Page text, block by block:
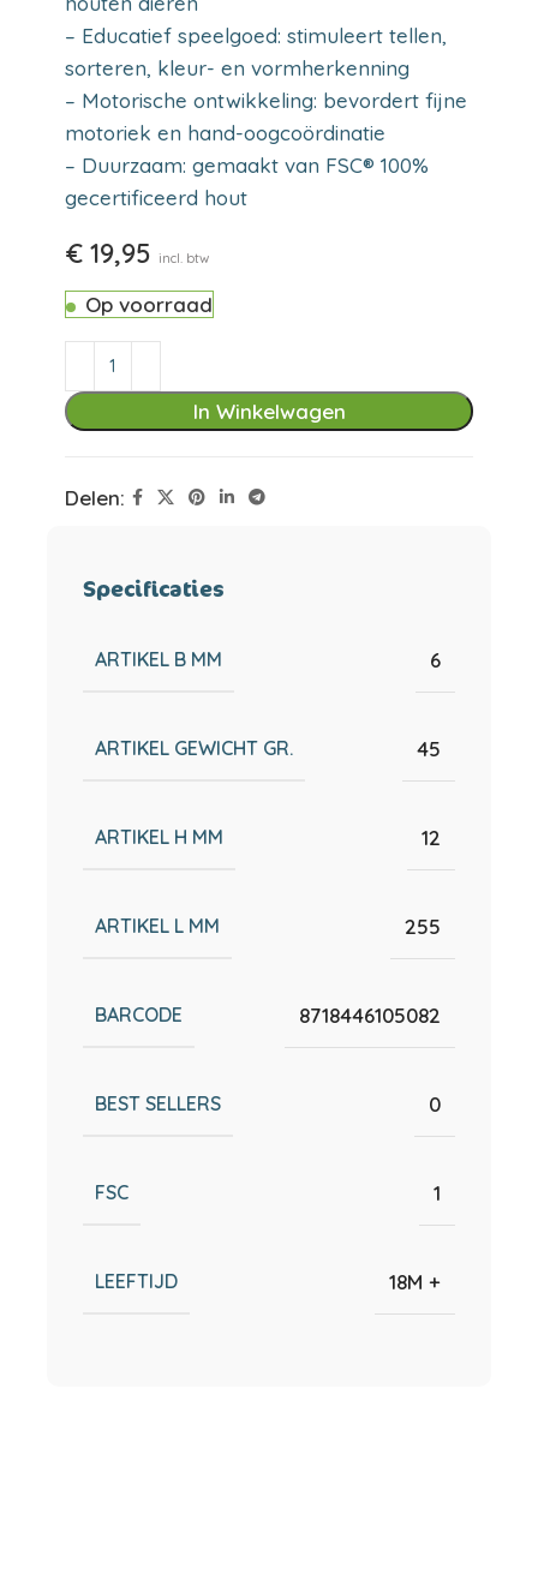
– Educatief speelgoed: stimuleert tellen,
sorteren, kleur- en vormherkenning
– Motorische ontwikkeling: bevordert fijne
motoriek en hand-oogcoördinatie
– Duurzaam: gemaakt van FSC® 100%
gecertificeerd hout
€19,95 incl. btw
Op voorraad
In Winkelwagen
Delen:
Specificaties
ARTIKEL B MM 6
ARTIKEL GEWICHT GR. 45
ARTIKEL H MM 12
ARTIKEL L MM 255
BARCODE 8718446105082
BEST SELLERS 0
FSC 1
LEEFTIJD 18M +